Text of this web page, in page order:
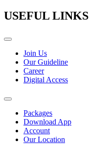
USEFUL LINKS
Join Us
Our Guideline
Career
Digital Access
Packages
Download App
Account
Our Location